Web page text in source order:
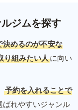
ジムを探す
決めるのが不安な
り組みたい人に向い
予約を入れることで
ばれやすいジャンル